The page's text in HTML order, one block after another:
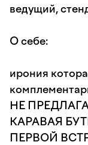
ведущий,
О себе:
ирония
НЕ
КАРАВАЯ
ПЕРВОЙ